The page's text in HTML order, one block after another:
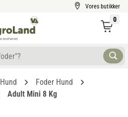
Vores butikker
0
Hund
Foder Hund
Adult Mini 8 Kg